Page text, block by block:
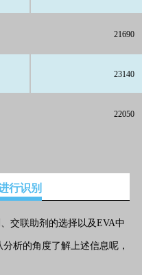
21690
23140
22050
行识别
交联助剂的选择以及EVA中
析的角度了解上述信息呢，